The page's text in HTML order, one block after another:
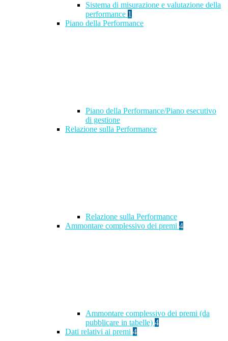
Sistema di misurazione e valutazione della
performance 1
Piano della Performance
Piano della Performance/Piano esecutivo
di gestione
Relazione sulla Performance
Relazione sulla Performance
Ammontare complessivo dei premi 4
Ammontare complessivo dei premi (da
pubblicare in tabelle) 4
Dati relativi ai premi 4